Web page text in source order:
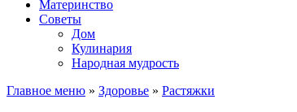
Материнство
Советы
Дом
Кулинария
Народная мудрость
Главное меню » Здоровье » Растяжки